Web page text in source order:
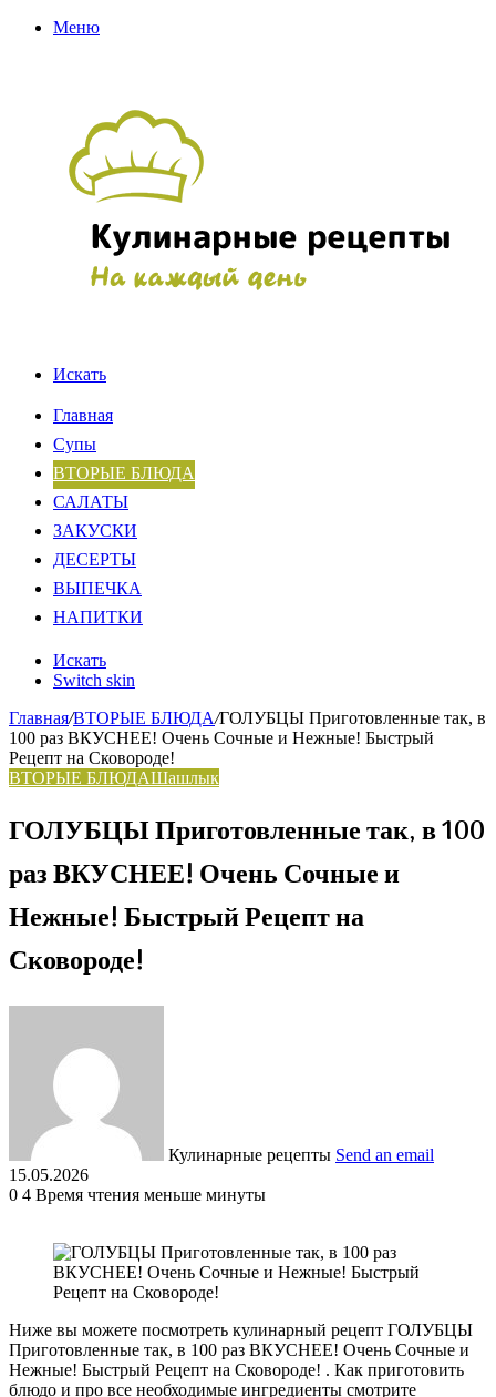
Меню
Искать
Главная
Супы
ВТОРЫЕ БЛЮДА
САЛАТЫ
ЗАКУСКИ
ДЕСЕРТЫ
ВЫПЕЧКА
НАПИТКИ
Искать
Switch skin
Главная/ВТОРЫЕ БЛЮДА/ГОЛУБЦЫ Приготовленные так, в
100 раз ВКУСНЕЕ! Очень Сочные и Нежные! Быстрый
Рецепт на Сковороде!
ВТОРЫЕ БЛЮДАШашлык
ГОЛУБЦЫ Приготовленные так, в 100
раз ВКУСНЕЕ! Очень Сочные и
Нежные! Быстрый Рецепт на
Сковороде!
Кулинарные рецепты Send an email
15.05.2026
0 4 Время чтения меньше минуты
Ниже вы можете посмотреть кулинарный рецепт ГОЛУБЦЫ
Приготовленные так, в 100 раз ВКУСНЕЕ! Очень Сочные и
Нежные! Быстрый Рецепт на Сковороде! . Как приготовить
блюдо и про все необходимые ингредиенты смотрите